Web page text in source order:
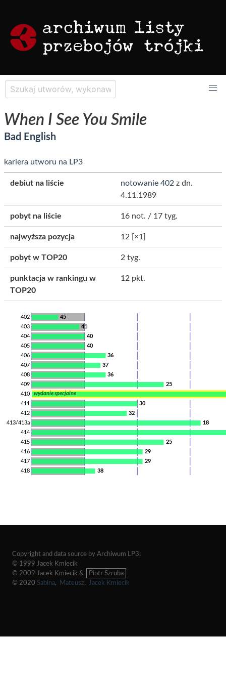
When I See You Smile
Bad English
kariera utworu na LP3
debiut na liście notowanie 402 z dn.
4.11.1989
pobyt na liście 16 not. / 17 tyg.
najwyższa pozycja 12 [×1]
pobyt w TOP20 2 tyg.
punktacja w rankingu w
TOP20
12 pkt.
45
402
41
403
40
404
40
405
36
406
37
407
36
408
25
409
wydanie specjalne
410
30
411
32
412
18
413/413a
414
25
415
29
416
29
417
38
418
Copyright and data source by Archiwum LP3:
© 1999 Jacek Kmiecik
© 2009 Jacek Kmiecik &
Piotr Szruba
© 2020 Sabina, Mateusz, Jacek Kmiecik